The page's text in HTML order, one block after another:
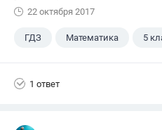
22 октября 2017
ГДЗ Математика 5
1 ответ